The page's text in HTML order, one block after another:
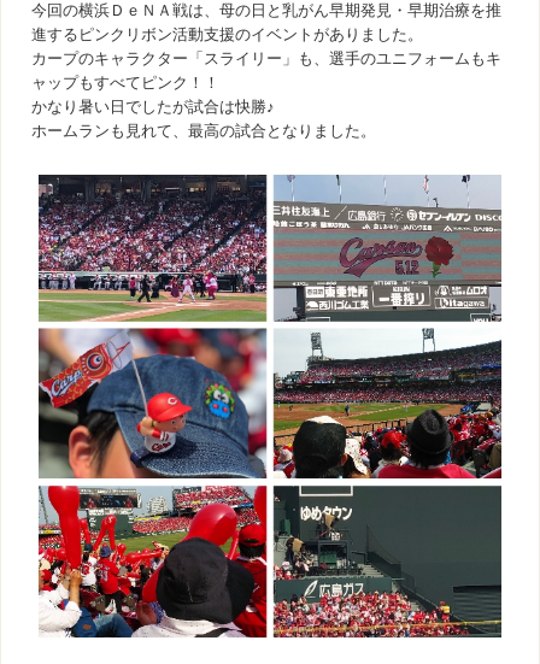
今回の横浜ＤｅＮＡ戦は、母の日と乳がん早期発見・早期治療を推
進するピンクリボン活動支援のイベントがありました。
カープのキャラクター「スライリー」も、選手のユニフォームもキ
ャップもすべてピンク！！
かなり暑い日でしたが試合は快勝♪
ホームランも見れて、最高の試合となりました。